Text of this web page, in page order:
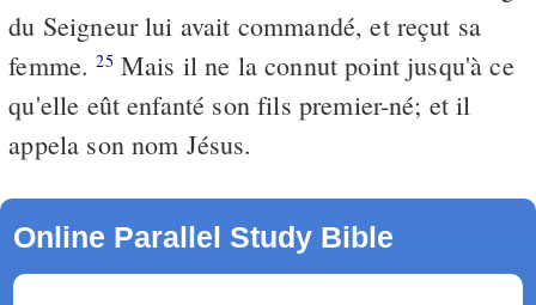
du Seigneur lui avait commandé, et reçut sa
femme.25 Mais il ne la connut point jusqu'à ce
qu'elle eût enfanté son fils premier-né; et il
appela son nom Jésus.
Online Parallel Study Bible